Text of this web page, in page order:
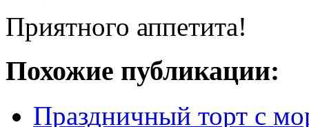
Приятного аппетита!
Похожие публикации:
Праздничный торт с